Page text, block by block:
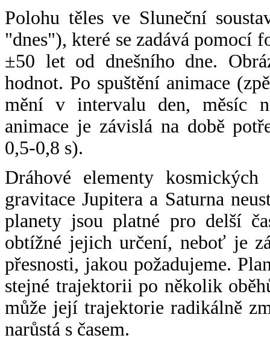
Polohu těles ve Sluneční
"dnes"), které se zadává pomocí
±50 let od dnešního dne.
hodnot. Po spuštění animace
mění v intervalu den, měsíc
animace je závislá na době
0,5-0,8 s).
Dráhové elementy
gravitace Jupitera a Saturna
planety jsou platné pro delší
obtížné jejich určení, neboť je
přesnosti, jakou požadujeme.
stejné trajektorii po několik
může její trajektorie radikálně
narůstá s časem.